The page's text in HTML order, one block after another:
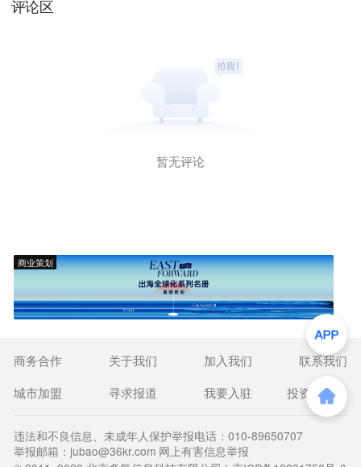
评论区
暂无评论
商业策划
商务合作 关于我们 加入我们
联系我们
城市加盟
寻求报道 我要入驻 投资者关系
违法和不良信息、未成年人保护举报电话：010-89650707
举报邮箱：jubao@36kr.com 网上有害信息举报